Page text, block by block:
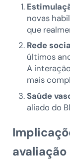
novas
que
Rede
últimos
A
mais
Saúde
aliado do